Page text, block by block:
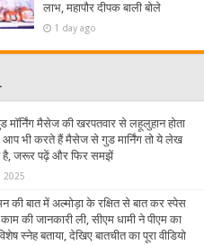
लाभ, महापौर दीपक बाली बोले
1 day ago
मॉर्निंग मैसेज की खरपतवार से लहूलुहान होता
आप भी करते हैं मैसेज से गुड मार्निंग तो ये लेख
है, जरूर पढ़ें और फिर समझें
2025
की बात में अल्मोड़ा के रक्षित से बात कर स्पेस
की जानकारी ली, सीएम धामी ने पीएम का
स्नेह बताया, देखिए बातचीत का पूरा वीडियो